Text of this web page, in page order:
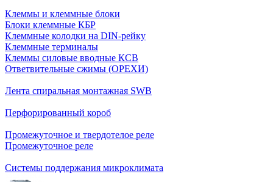
Клеммы и клеммные блоки
Блоки клеммные КБР
Клеммные колодки на DIN-рейку
Клеммные терминалы
Клеммы силовые вводные КСВ
Ответвительные сжимы (ОРЕХИ)
Лента спиральная монтажная SWB
Перфорированный короб
Промежуточное и твердотелое реле
Промежуточное реле
Системы поддержания микроклимата